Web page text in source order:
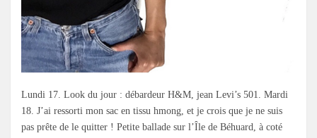
Lundi 17. Look du jour : débardeur H&M, jean Levi’s 501. Mardi
18. J’ai ressorti mon sac en tissu hmong, et je crois que je ne suis
pas prête de le quitter ! Petite ballade sur l’Île de Béhuard, à coté